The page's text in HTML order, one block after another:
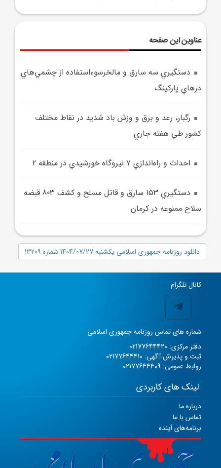
عناوین این صفحه
دستگيري سه سارق و مالخرسوء‌استفاده از چشمي‌هاي
درهاي پارکينگ
رگبار، رعد و برق و وزش باد شديد در نقاط مختلف
کشور طي هفته جاري
احداث و راه‌اندازي 7 نيروگاه خورشيدي در منطقه 2
دستگيري 153 سارق و قاتل مسلح و کشف 803 قبضه
سلاح ممنوعه در کرمان
دانلود روزنامه جمهوری اسلامی یکشنبه 1404/07/27 شماره 13209
کانال تلگرام
شماره های تماس روزنامه جمهوری اسلامی
دفتر مرکزی: 02177644420
ثبت و پذیرش آگهی: 02177644410
روابط عمومی: 02177644409
لینک های کاربردی
درباره ما
تماس با ما
برنامه‌های آینده